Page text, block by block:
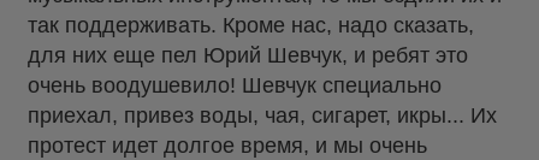
так поддерживать. Кроме нас, надо сказать,
для них еще пел Юрий Шевчук, и ребят это
очень воодушевило! Шевчук специально
приехал, привез воды, чая, сигарет, икры... Их
протест идет долгое время, и мы очень